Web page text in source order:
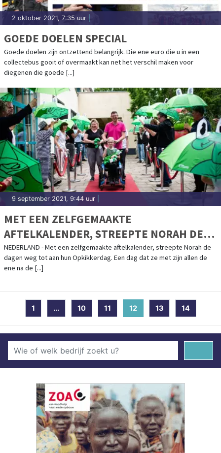
2 oktober 2021, 7:35 uur
GOEDE DOELEN SPECIAL
Goede doelen zijn ontzettend belangrijk. Die ene euro die u in een
collectebus gooit of overmaakt kan net het verschil maken voor
diegenen die goede [...]
9 september 2021, 9:44 uur
MET EEN ZELFGEMAAKTE
AFTELKALENDER, STREEPTE NORAH DE
DAGEN WEG TOT AAN HUN OPKIKKERDAG
NEDERLAND - Met een zelfgemaakte aftelkalender, streepte Norah de
dagen weg tot aan hun Opkikkerdag. Een dag dat ze met zijn allen de
ene na de [...]
1 ... 10 11 12(current)
13 14